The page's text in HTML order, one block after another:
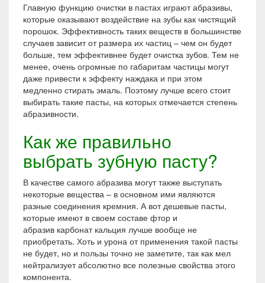
Главную функцию очистки в пастах играют абразивы,
которые оказывают воздействие на зубы как чистящий
порошок. Эффективность таких веществ в большинстве
случаев зависит от размера их частиц – чем он будет
больше, тем эффективнее будет очистка зубов. Тем не
менее, очень огромные по габаритам частицы могут
даже привести к эффекту наждака и при этом
медленно стирать эмаль. Поэтому лучше всего стоит
выбирать такие пасты, на которых отмечается степень
абразивности.
Как же правильно
выбрать зубную пасту?
В качестве самого абразива могут также выступать
некоторые вещества – в основном ими являются
разные соединения кремния. А вот дешевые пасты,
которые имеют в своем составе фтор и
абразив карбонат кальция лучше вообще не
приобретать. Хоть и урона от применения такой пасты
не будет, но и пользы точно не заметите, так как мел
нейтрализует абсолютно все полезные свойства этого
компонента.